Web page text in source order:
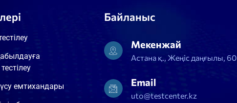
емтихандары
Байланыс
Мекенжай
Астана қ., Жеңіс даңғылы, 60
Email
uto@testcenter.kz